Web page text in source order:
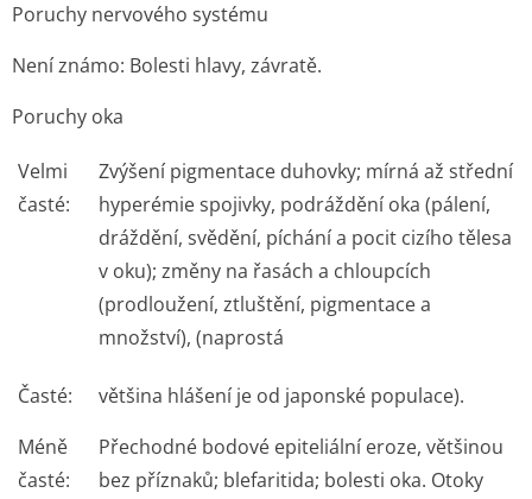
Poruchy nervového systému
Není známo: Bolesti hlavy, závratě.
Poruchy oka
Velmi
časté:
Zvýšení pigmentace duhovky; mírná až střední
hyperémie spojivky, podráždění oka (pálení,
dráždění, svědění, píchání a pocit cizího tělesa
v oku); změny na řasách a chloupcích
(prodloužení, ztluštění, pigmentace a
množství), (naprostá
Časté:
Méně
časté:
většina hlášení je od japonské populace).
Přechodné bodové epiteliální eroze, většinou
bez příznaků; blefaritida; bolesti oka. Otoky